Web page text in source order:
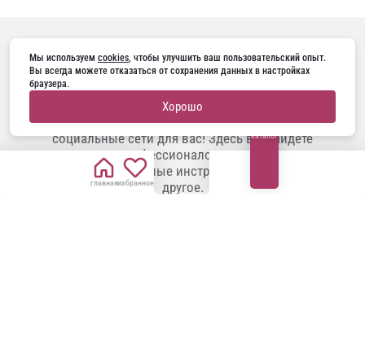
главнаяизбранное
каталог
ПОДПИШИТЕСЬ НА НАС В
Занимаетесь ремонтом, строите дом или
планируете заменить двери? Наши
социальные сети для вас! Здесь вы найдете
советы профессионалов, актуальные
тренды, полезные инструкции и многое
другое.
Мы используем cookies, чтобы улучшить ваш пользовательский опыт.
Вы всегда можете отказаться от сохранения данных в настройках
браузера.
Хорошо